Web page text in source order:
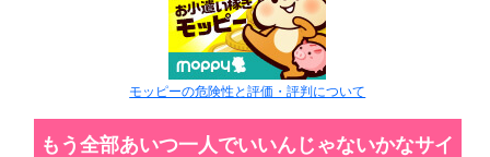
モッピーの危険性と評価・評判について
もう全部あいつ一人でいいんじゃないかなサイ